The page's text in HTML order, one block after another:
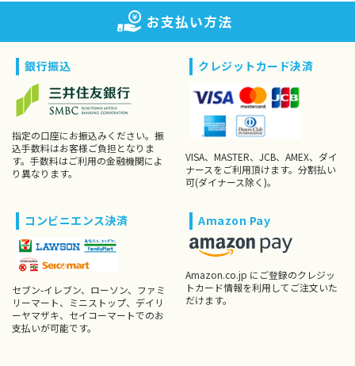
お支払い方法
銀行振込
指定の口座にお振込みください。振
込手数料はお客様ご負担となりま
す。手数料はご利用の金融機関によ
り異なります。
クレジットカード決済
VISA、MASTER、JCB、AMEX、ダイ
ナースをご利用頂けます。分割払い
可(ダイナース除く)。
コンビニエンス決済
セブン-イレブン、ローソン、ファミ
リーマート、ミニストップ、デイリ
ーヤマザキ、セイコーマートでのお
支払いが可能です。
Amazon Pay
Amazon.co.jp にご登録のクレジッ
トカード情報を利用してご注文いた
だけます。